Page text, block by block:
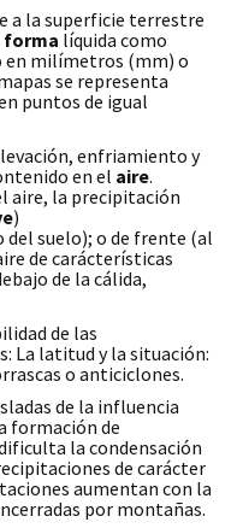
a la superficie terrestre
forma líquida como
en milímetros (mm) o
se representa
puntos de igual
enfriamiento y
en el aire.
aire, la precipitación
)
suelo); o de frente (al
de carácterísticas
de la cálida,
de las
La latitud y la situación:
o anticiclones.
de la influencia
formación de
la condensación
de carácter
aumentan con la
por montañas.